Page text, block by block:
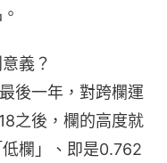
義？
後一年，對跨欄運
之後，欄的高度就
欄」、即是0.762